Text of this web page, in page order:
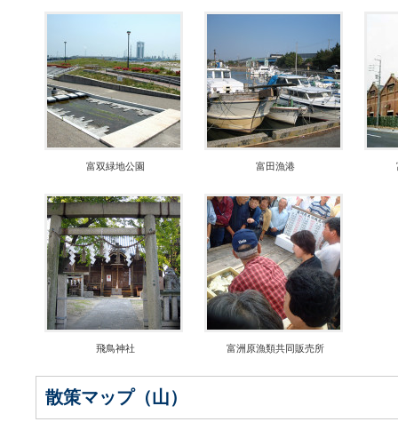
富双緑地公園 富田漁港
飛鳥神社 富洲原漁類共同販売所
散策マップ（山）